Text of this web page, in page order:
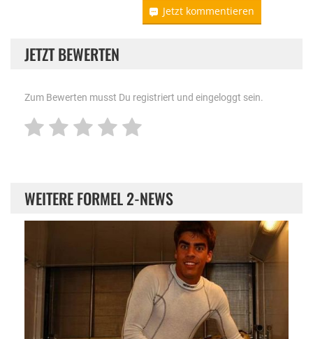
Jetzt kommentieren
JETZT BEWERTEN
Zum Bewerten musst Du registriert und eingeloggt sein.
WEITERE FORMEL 2-NEWS